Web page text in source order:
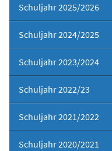
Schuljahr 2025/2026
Schuljahr 2024/2025
Schuljahr 2023/2024
Schuljahr 2022/23
Schuljahr 2021/2022
Schuljahr 2020/2021